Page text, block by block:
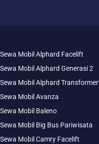
Sewa Mobil Alphard Facelift
Sewa Mobil Alphard Generasi 2
Sewa Mobil Alphard Transformer
Sewa Mobil Avanza
Sewa Mobil Baleno
Sewa Mobil Big Bus Pariwisata
Sewa Mobil Camry Facelift